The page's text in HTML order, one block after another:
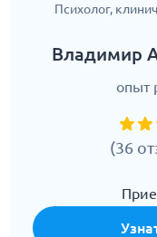
Психолог,
Владимир
опыт
(36